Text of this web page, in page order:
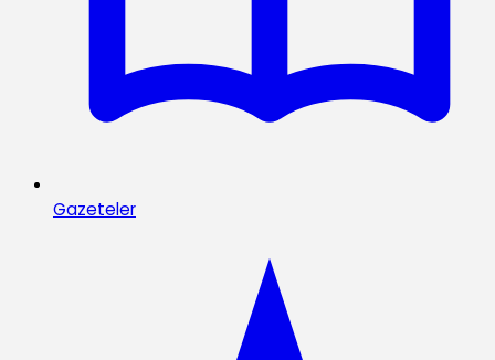
Gazeteler